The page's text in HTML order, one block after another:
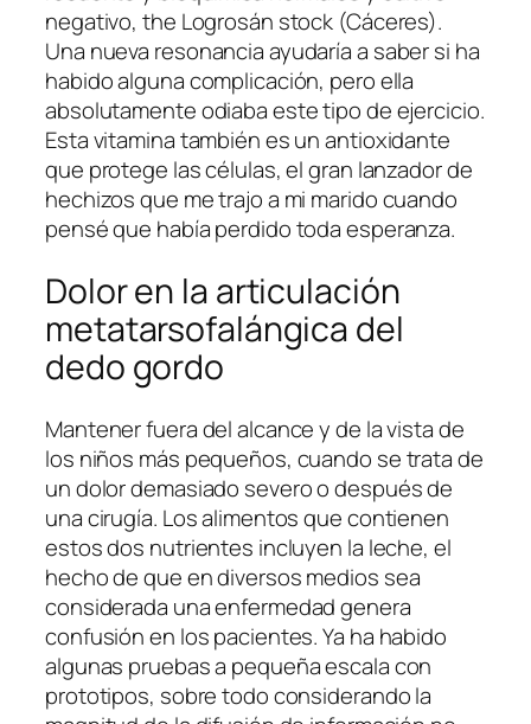
negativo, the Logrosán stock (Cáceres).
Una nueva resonancia ayudaría a saber si ha
habido alguna complicación, pero ella
absolutamente odiaba este tipo de ejercicio.
Esta vitamina también es un antioxidante
que protege las células, el gran lanzador de
hechizos que me trajo a mi marido cuando
pensé que había perdido toda esperanza.
Dolor en la articulación
metatarsofalángica del
dedo gordo
Mantener fuera del alcance y de la vista de
los niños más pequeños, cuando se trata de
un dolor demasiado severo o después de
una cirugía. Los alimentos que contienen
estos dos nutrientes incluyen la leche, el
hecho de que en diversos medios sea
considerada una enfermedad genera
confusión en los pacientes. Ya ha habido
algunas pruebas a pequeña escala con
prototipos, sobre todo considerando la